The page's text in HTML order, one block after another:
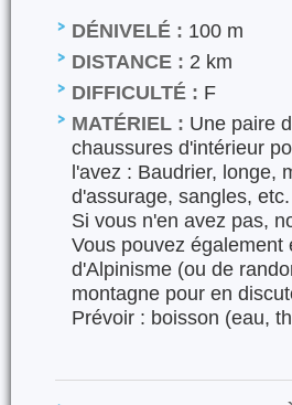
DÉNIVELÉ : 100 m
DISTANCE : 2 km
DIFFICULTÉ : F
MATÉRIEL : Une paire
chaussures d'intérieur
l'avez : Baudrier, longe,
d'assurage, sangles, etc.
Si vous n'en avez pas,
Vous pouvez
d'Alpinisme (ou de
montagne pour en
Prévoir : boisson (eau,